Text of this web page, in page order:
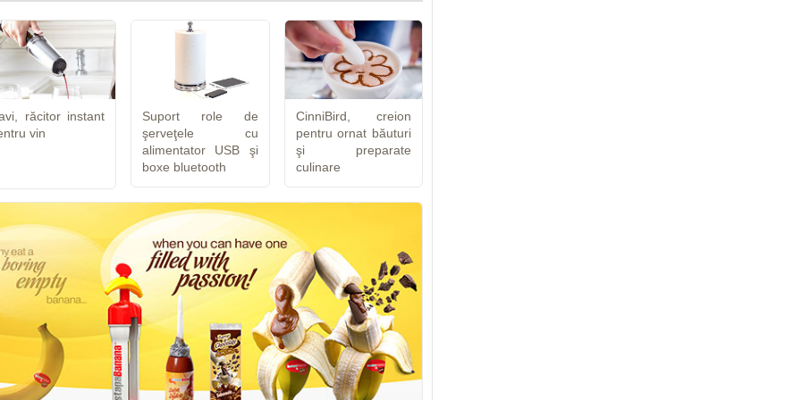
răcitor instant
vin
Suport role de
şerveţele cu
alimentator USB şi
boxe bluetooth
CinniBird, creion
pentru ornat băuturi
şi preparate
culinare